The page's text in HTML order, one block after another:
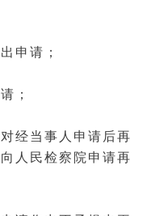
申请；
；
经当事人 申请后再
向人民检察院 申请再